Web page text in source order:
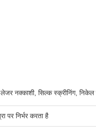
लेजर नक्काशी, सिल्क स्क्रीनिंग,
पर निर्भर करता है